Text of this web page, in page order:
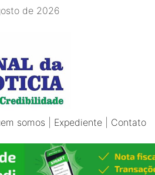
de 2026
somos Expediente Contato